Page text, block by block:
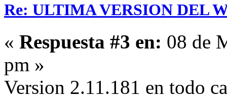
Re: ULTIMA VERSION DEL
« Respuesta #3 en: 08 de
pm »
Version 2.11.181 en todo